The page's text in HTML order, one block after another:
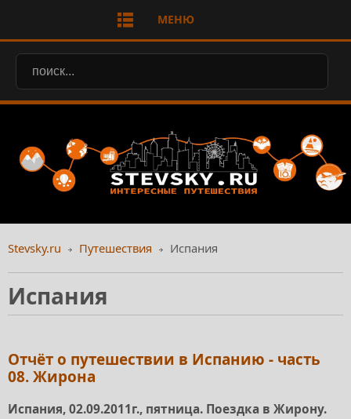
МЕНЮ
Stevsky.ru Путешествия Испания
Испания
Отчёт о путешествии в Испанию - часть
08. Жирона
Испания, 02.09.2011г., пятница. Поездка в Жирону.